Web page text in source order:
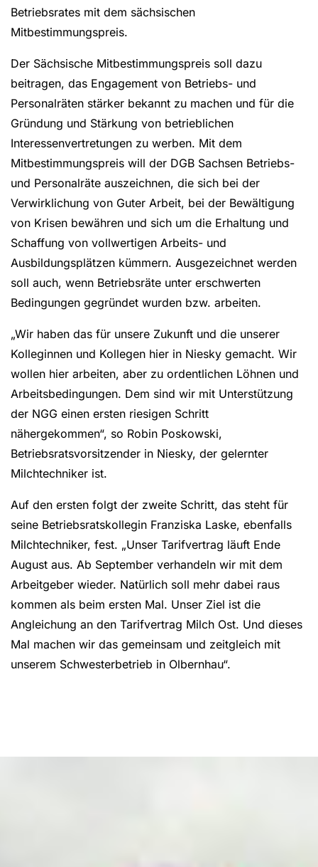
Betriebsrates mit dem sächsischen
Mitbestimmungspreis.
Der Sächsische Mitbestimmungspreis soll dazu
beitragen, das Engagement von Betriebs- und
Personalräten stärker bekannt zu machen und für die
Gründung und Stärkung von betrieblichen
Interessenvertretungen zu werben. Mit dem
Mitbestimmungspreis will der DGB Sachsen Betriebs-
und Personalräte auszeichnen, die sich bei der
Verwirklichung von Guter Arbeit, bei der Bewältigung
von Krisen bewähren und sich um die Erhaltung und
Schaffung von vollwertigen Arbeits- und
Ausbildungsplätzen kümmern. Ausgezeichnet werden
soll auch, wenn Betriebsräte unter erschwerten
Bedingungen gegründet wurden bzw. arbeiten.
„Wir haben das für unsere Zukunft und die unserer
Kolleginnen und Kollegen hier in Niesky gemacht. Wir
wollen hier arbeiten, aber zu ordentlichen Löhnen und
Arbeitsbedingungen. Dem sind wir mit Unterstützung
der NGG einen ersten riesigen Schritt
nähergekommen“, so Robin Poskowski,
Betriebsratsvorsitzender in Niesky, der gelernter
Milchtechniker ist.
Auf den ersten folgt der zweite Schritt, das steht für
seine Betriebsratskollegin Franziska Laske, ebenfalls
Milchtechniker, fest. „Unser Tarifvertrag läuft Ende
August aus. Ab September verhandeln wir mit dem
Arbeitgeber wieder. Natürlich soll mehr dabei raus
kommen als beim ersten Mal. Unser Ziel ist die
Angleichung an den Tarifvertrag Milch Ost. Und dieses
Mal machen wir das gemeinsam und zeitgleich mit
unserem Schwesterbetrieb in Olbernhau“.